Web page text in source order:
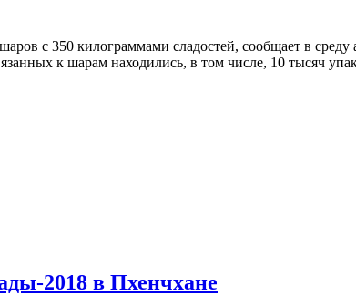
с 350 килограммами сладостей, сообщает в среду
к шарам находились, в том числе, 10 тысяч
2018 в Пхенчхане